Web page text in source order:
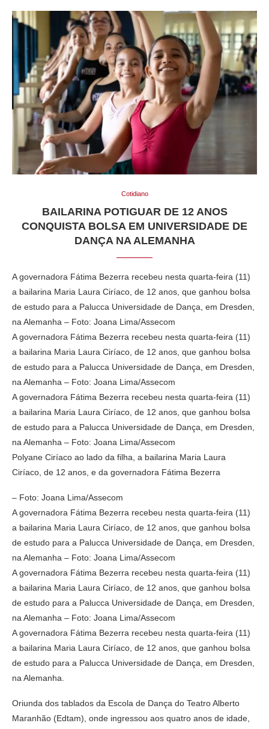
Cotidiano
BAILARINA POTIGUAR DE 12 ANOS
CONQUISTA BOLSA EM UNIVERSIDADE DE
DANÇA NA ALEMANHA
A governadora Fátima Bezerra recebeu nesta quarta-feira (11)
a bailarina Maria Laura Ciríaco, de 12 anos, que ganhou bolsa
de estudo para a Palucca Universidade de Dança, em Dresden,
na Alemanha – Foto: Joana Lima/Assecom
A governadora Fátima Bezerra recebeu nesta quarta-feira (11)
a bailarina Maria Laura Ciríaco, de 12 anos, que ganhou bolsa
de estudo para a Palucca Universidade de Dança, em Dresden,
na Alemanha – Foto: Joana Lima/Assecom
A governadora Fátima Bezerra recebeu nesta quarta-feira (11)
a bailarina Maria Laura Ciríaco, de 12 anos, que ganhou bolsa
de estudo para a Palucca Universidade de Dança, em Dresden,
na Alemanha – Foto: Joana Lima/Assecom
Polyane Ciríaco ao lado da filha, a bailarina Maria Laura
Ciríaco, de 12 anos, e da governadora Fátima Bezerra
– Foto: Joana Lima/Assecom
A governadora Fátima Bezerra recebeu nesta quarta-feira (11)
a bailarina Maria Laura Ciríaco, de 12 anos, que ganhou bolsa
de estudo para a Palucca Universidade de Dança, em Dresden,
na Alemanha – Foto: Joana Lima/Assecom
A governadora Fátima Bezerra recebeu nesta quarta-feira (11)
a bailarina Maria Laura Ciríaco, de 12 anos, que ganhou bolsa
de estudo para a Palucca Universidade de Dança, em Dresden,
na Alemanha – Foto: Joana Lima/Assecom
A governadora Fátima Bezerra recebeu nesta quarta-feira (11)
a bailarina Maria Laura Ciríaco, de 12 anos, que ganhou bolsa
de estudo para a Palucca Universidade de Dança, em Dresden,
na Alemanha.
Oriunda dos tablados da Escola de Dança do Teatro Alberto
Maranhão (Edtam), onde ingressou aos quatro anos de idade,